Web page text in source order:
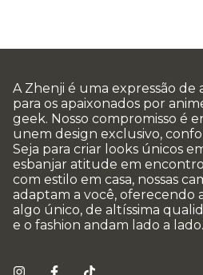
A Zhenji é uma expressão
para os apaixonados por
geek. Nosso compromisso é
unem design exclusivo,
Seja para criar looks únicos
esbanjar atitude em
com estilo em casa, nossas
adaptam a você, oferecendo
algo único, de altíssima
e o fashion andam lado a lado.